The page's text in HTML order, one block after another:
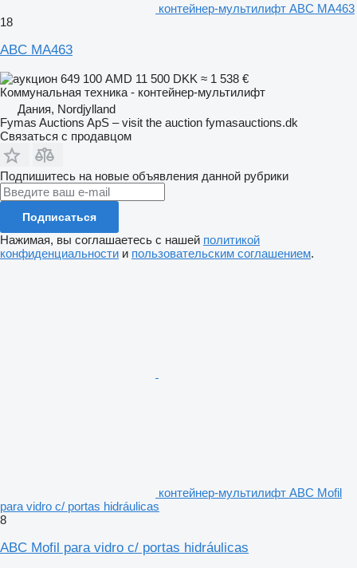
контейнер-мультилифт ABC MA463
18
ABC MA463
649 100 AMD 11 500 DKK ≈ 1 538 €
Коммунальная техника - контейнер-мультилифт
Дания, Nordjylland
Fymas Auctions ApS – visit the auction fymasauctions.dk
Связаться с продавцом
Подпишитесь на новые объявления данной рубрики
Подписаться
Нажимая, вы соглашаетесь с нашей политикой
конфиденциальности и пользовательским соглашением.
контейнер-мультилифт ABC Mofil
para vidro c/ portas hidráulicas
8
ABC Mofil para vidro c/ portas hidráulicas